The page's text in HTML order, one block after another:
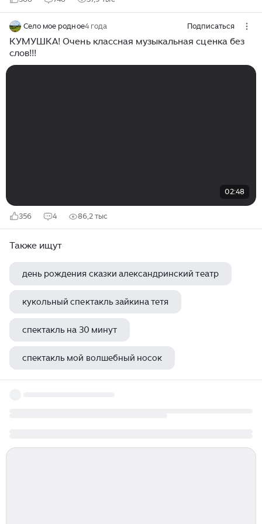
Село мое родное4 года Подписаться
КУМУШКА! Очень классная музыкальная сценка без
слов!!!
02:48
356 4 86,2 тыс
Также ищут
день рождения сказки александринский театр
кукольный спектакль зайкина тетя
спектакль на 30 минут
спектакль мой волшебный носок